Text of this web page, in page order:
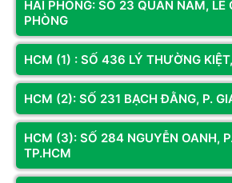
HẢI PHÒNG: SỐ 23 QUÁN NAM, LÊ
PHÒNG
HCM (1) : SỐ 436 LÝ THƯỜNG
HCM (2): SỐ 231 BẠCH ĐẰNG, P.
HCM (3): SỐ 284 NGUYỄN OANH,
TP.HCM